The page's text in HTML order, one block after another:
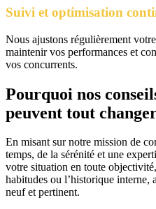
Suivi et optimisation
Nous ajustons régulièrement
maintenir vos performances et
vos concurrents.
Pourquoi nos
peuvent tout
En misant sur notre mission de
temps, de la sérénité et une
votre situation en toute
habitudes ou l’historique interne,
neuf et pertinent.